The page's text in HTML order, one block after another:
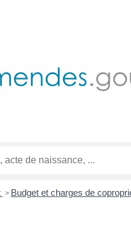
> Budget et charges de